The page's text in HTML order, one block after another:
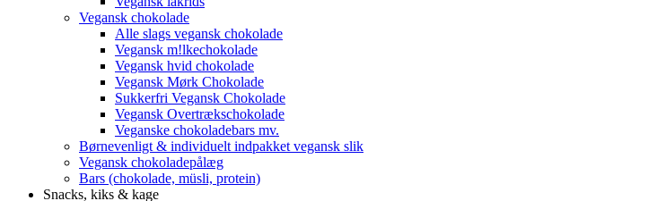
Vegansk chokolade
Alle slags vegansk chokolade
Vegansk m!lkechokolade
Vegansk hvid chokolade
Vegansk Mørk Chokolade
Sukkerfri Vegansk Chokolade
Vegansk Overtrækschokolade
Veganske chokoladebars mv.
Børnevenligt & individuelt indpakket vegansk slik
Vegansk chokoladepålæg
Bars (chokolade, müsli, protein)
Snacks, kiks & kage